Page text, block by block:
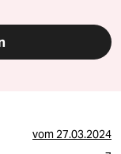
vom27.03.2024